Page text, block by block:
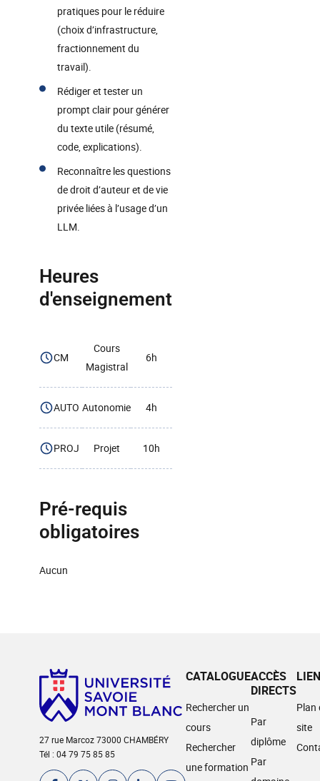
pratiques pour le réduire
(choix d’infrastructure,
fractionnement du
travail).
Rédiger et tester un
prompt clair pour générer
du texte utile (résumé,
code, explications).
Reconnaître les questions
de droit d’auteur et de vie
privée liées à l’usage d’un
LLM.
Heures
d'enseignement
CM
Cours
Magistral
6h
AUTO Autonomie 4h
PROJ Projet 10h
Pré-requis
obligatoires
Aucun
27 rue Marcoz 73000 CHAMBÉRY
Tél : 04 79 75 85 85
CATALOGUE
Rechercher un
cours
Rechercher
une formation
ACCÈS
DIRECTS
Par
diplôme
Par
Plan
site